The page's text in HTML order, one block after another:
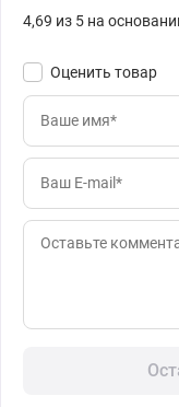
4,69 из 5 на
Оценить товар